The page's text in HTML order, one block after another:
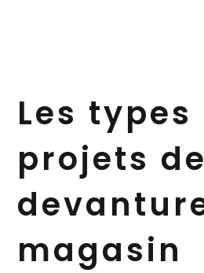
Les types
projets de
magasin